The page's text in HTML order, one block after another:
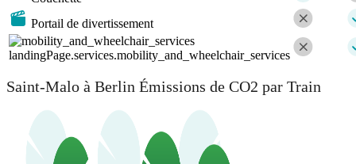
Portail de divertissement
landingPage.services.mobility_and_wheelchair_services
Saint-Malo à Berlin Émissions de CO2 par Train